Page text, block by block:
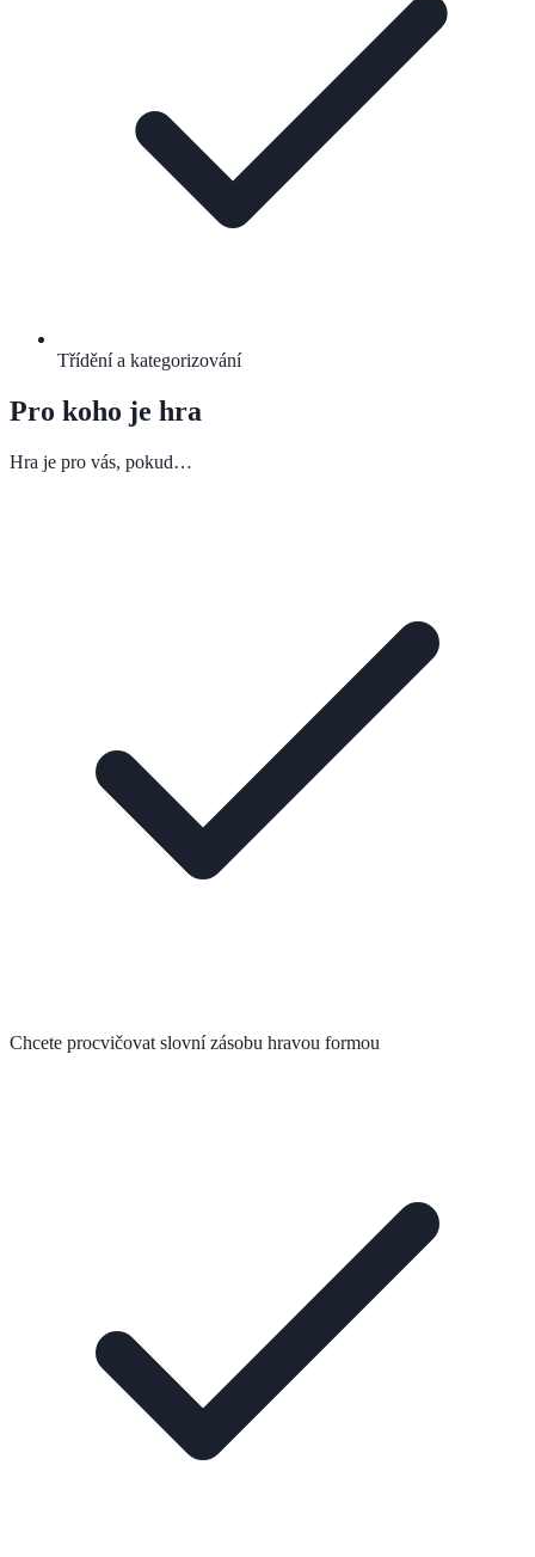
Třídění a kategorizování
Pro koho je hra
Hra je pro vás, pokud…
Chcete procvičovat slovní zásobu hravou formou